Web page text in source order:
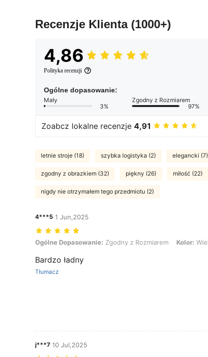
Recenzje Klienta (1000+)
4,86
Polityka recenzji
Ogólne dopasowanie:
Mały
3%
Zgodny z Rozmiarem
97%
Zoabcz lokalne recenzje 4,91
letnie stroje (18) szybka logistyka (2) elegancki (7)
zgodny z obrazkiem (32) piękny (26) miłość (22)
nigdy nie otrzymałem tego przedmiotu (2)
4***5 1 Jun,2025
Ogólne Dopasowanie: Zgodny z Rozmiarem, Kolor:
Ogólne Dopasowanie: Zgodny z Rozmiarem Kolor:
Bardzo ładny
Tłumacz
j***7 10 Jul,2025